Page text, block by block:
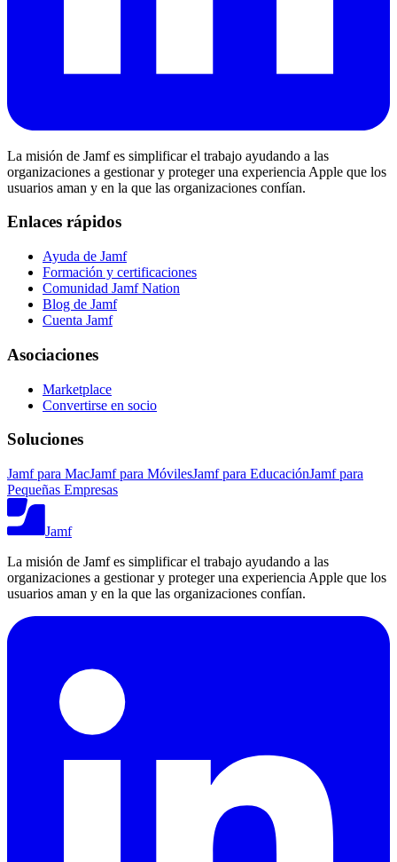
La misión de Jamf es simplificar el trabajo ayudando a las
organizaciones a gestionar y proteger una experiencia Apple que los
usuarios aman y en la que las organizaciones confían.
Enlaces rápidos
Ayuda de Jamf
Formación y certificaciones
Comunidad Jamf Nation
Blog de Jamf
Cuenta Jamf
Asociaciones
Marketplace
Convertirse en socio
Soluciones
Jamf para MacJamf para MóvilesJamf para EducaciónJamf para
Pequeñas Empresas
Jamf
La misión de Jamf es simplificar el trabajo ayudando a las
organizaciones a gestionar y proteger una experiencia Apple que los
usuarios aman y en la que las organizaciones confían.